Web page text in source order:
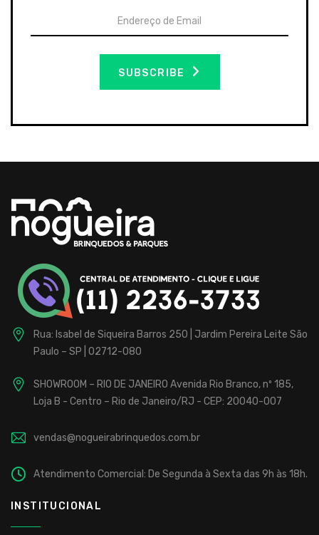
SUBSCRIBE
Rua: Isabel de Siqueira Barros 250 | Jardim Pereira Leite São
Paulo – SP | 02712-080
SHOWROOM – RIO DE JANEIRO Avenida Rio Branco, nº 185,
Loja B - Centro – Rio de Janeiro/RJ - CEP: 20040-007
vendas@nogueirabrinquedos.com.br
Atendimento Comercial: De Segunda à Sexta das 9h às 18h.
INSTITUCIONAL